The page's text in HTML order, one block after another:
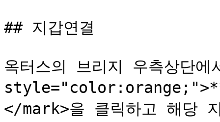
## 지갑연결
옥터스의 브리지 우측상단에
</mark>을 클릭하고 해당